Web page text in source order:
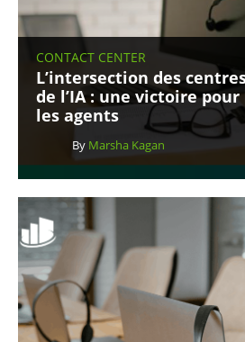
CONTACT CENTER
L’intersection des
de l’IA : une victoire
les agents
By Marsha Kagan